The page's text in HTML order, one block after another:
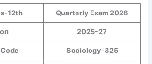
12th Quarterly Exam 2026
2025-27
Sociology-325